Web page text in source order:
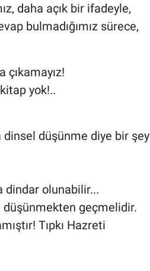
daha açık bir ifadeyle,
bulmadığımız sürece,
çıkamayız!
yok!..
dinsel düşünme diye bir şey
dindar olunabilir...
düşünmekten geçmelidir.
Tıpkı Hazreti